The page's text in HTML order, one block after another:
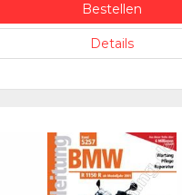
Bestellen
Details